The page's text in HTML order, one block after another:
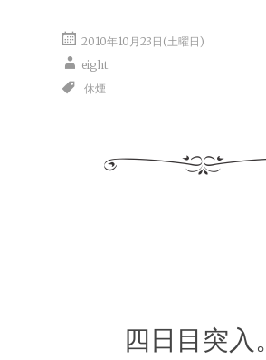
2010年10月23日(土曜日)
eight
休煙
四日目突入。